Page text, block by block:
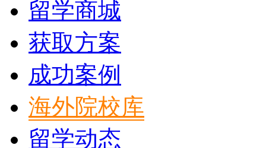
留学商城
获取方案
成功案例
海外院校库
留学动态